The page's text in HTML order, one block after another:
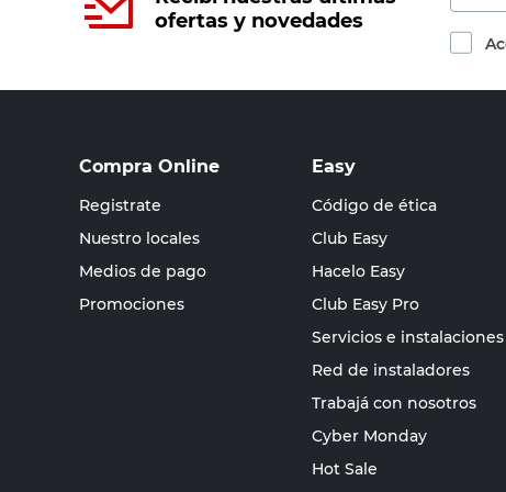
ofertas y novedades
Compra Online
Registrate
Nuestro locales
Medios de pago
Promociones
Easy
Código de ética
Club Easy
Hacelo Easy
Club Easy Pro
Servicios e instalaciones
Red de instaladores
Trabajá con nosotros
Cyber Monday
Hot Sale